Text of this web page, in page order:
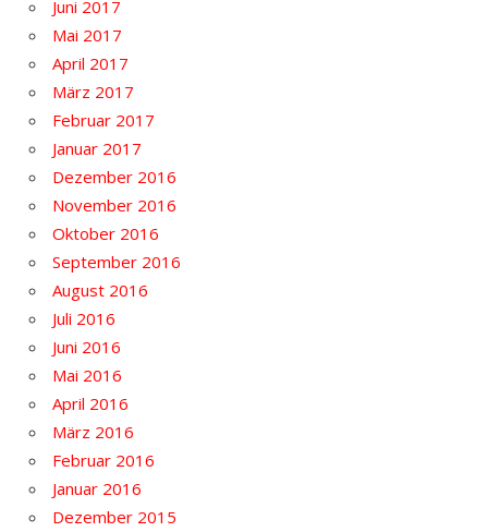
Juni 2017
Mai 2017
April 2017
März 2017
Februar 2017
Januar 2017
Dezember 2016
November 2016
Oktober 2016
September 2016
August 2016
Juli 2016
Juni 2016
Mai 2016
April 2016
März 2016
Februar 2016
Januar 2016
Dezember 2015